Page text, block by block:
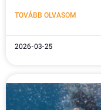
TOVÁBB OLVASOM
2026-03-25